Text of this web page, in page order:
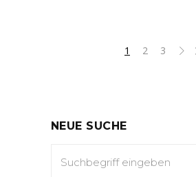
1 2 3
NEUE SUCHE